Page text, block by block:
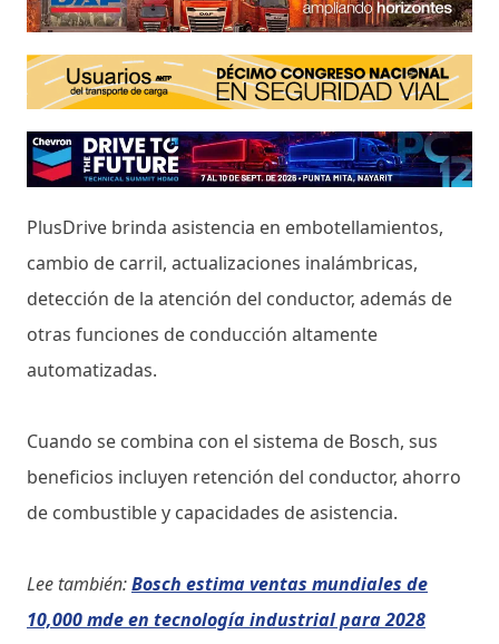
PlusDrive brinda asistencia en embotellamientos,
cambio de carril, actualizaciones inalámbricas,
detección de la atención del conductor, además de
otras funciones de conducción altamente
automatizadas.
Cuando se combina con el sistema de Bosch, sus
beneficios incluyen retención del conductor, ahorro
de combustible y capacidades de asistencia.
Lee también:Bosch estima ventas mundiales de
10,000 mde en tecnología industrial para 2028